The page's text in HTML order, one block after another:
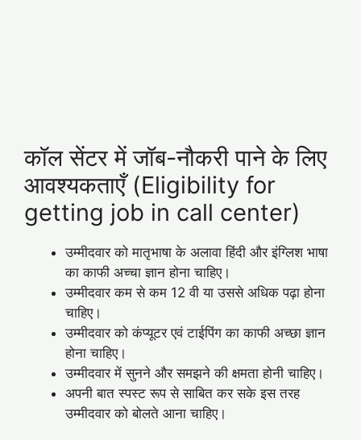
कॉल सेंटर में जॉब-नौकरी पाने के लिए
आवश्यकताएँ (Eligibility for
getting job in call center)
उम्मीदवार को मातृभाषा के अलावा हिंदी और इंग्लिश भाषा
का काफी अच्चा ज्ञान होना चाहिए।
उम्मीदवार कम से कम 12 वी या उससे अधिक पढ़ा होना
चाहिए।
उम्मीदवार को कंप्यूटर एवं टाईपिंग का काफी अच्छा ज्ञान
होना चाहिए।
उम्मीदवार में सुनने और समझने की क्षमता होनी चाहिए।
अपनी बात स्पस्ट रूप से साबित कर सके इस तरह
उम्मीदवार को बोलते आना चाहिए।